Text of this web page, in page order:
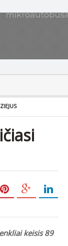
keisis 89